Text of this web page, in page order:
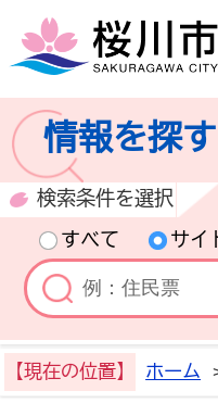
情報を探す
検索条件を選択
すべて
サイ
【現在の位置】 ホーム